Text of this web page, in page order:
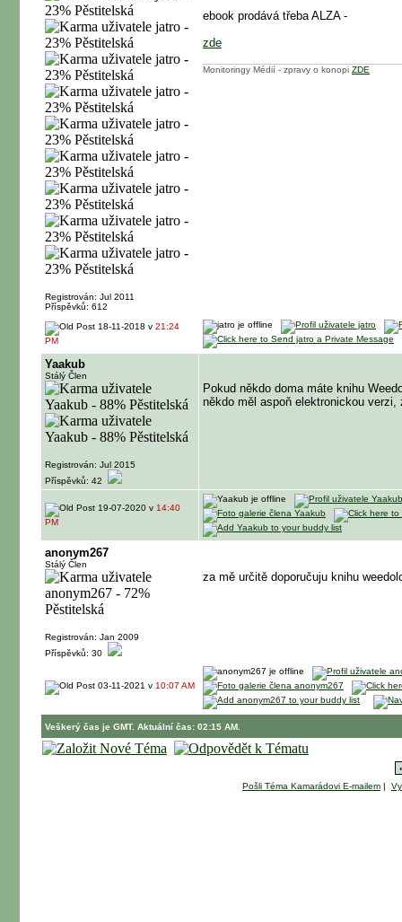
Registrován: Jul 2011
Příspěvků: 612
ebook prodává třeba ALZA -
zde
Monitoringy Médií - zpravy o konopi ZDE
18-11-2018 v 21:24
PM
Yaakub
Stálý Člen
Registrován: Jul 2015
Příspěvků: 42
Pokud někdo doma máte knihu
někdo měl aspoň elektronickou
19-07-2020 v 14:40
PM
anonym267
Stálý Člen
Registrován: Jan 2009
Příspěvků: 30
za mě určitě doporučuju knihu
03-11-2021 v 10:07 AM
Veškerý čas je GMT. Aktuální čas: 02:15 AM.
Pošli Téma Kamarádovi E-mailem |